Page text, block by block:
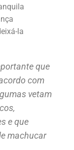
la
que
com
vetam
e que
machucar